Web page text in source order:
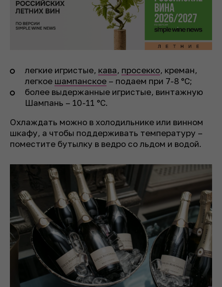
легкие игристые, кава, просекко, креман,
легкое шампанское – подаем при 7-8 °C;
более выдержанные игристые, винтажную
Шампань – 10-11 °C.
Охлаждать можно в холодильнике или винном
шкафу, а чтобы поддерживать температуру –
поместите бутылку в ведро со льдом и водой.